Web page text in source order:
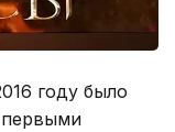
году было